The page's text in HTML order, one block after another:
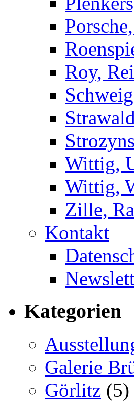
Roy,
Wittig,
Wittig,
Zille,
Kontakt
Kategorien
Galerie
Görlitz (5)